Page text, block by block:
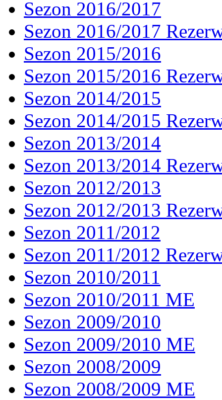
Sezon 2016/2017
Sezon 2016/2017
Sezon 2015/2016
Sezon 2015/2016
Sezon 2014/2015
Sezon 2014/2015
Sezon 2013/2014
Sezon 2013/2014
Sezon 2012/2013
Sezon 2012/2013
Sezon 2011/2012
Sezon 2011/2012
Sezon 2010/2011
Sezon 2010/2011 ME
Sezon 2009/2010
Sezon 2009/2010 ME
Sezon 2008/2009
Sezon 2008/2009 ME